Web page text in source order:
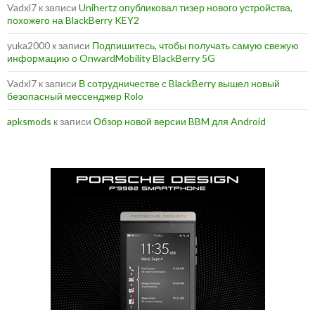
Vadxl7 к записи Unihertz опубликовал тизер нового устройства,
похожего на BlackBerry KEY2
yuka2000 к записи Подпишитесь, чтобы получать самую свежую
информацию о OnwardMobility BlackBerry 5G
Vadxl7 к записи В сотрудничестве с BlackBerry вышел новый
безопасный мессенджер Rolo
apksmods к записи Обзор новой версии BBM для Android